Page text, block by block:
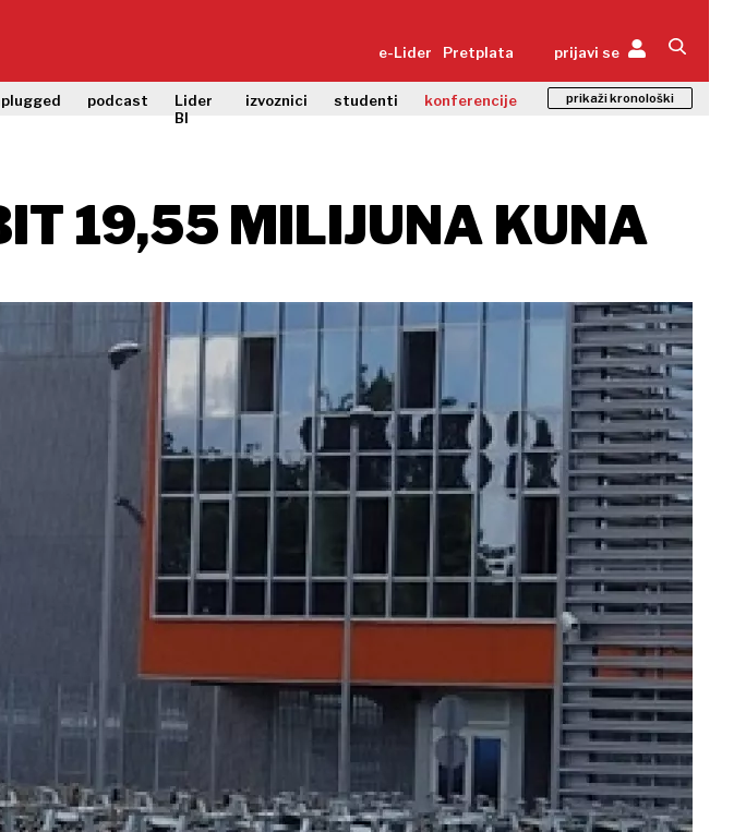
e-Lider Pretplata prijavi se
podcast
Lider
BI
izvoznici studenti konferencije prikaži kronološki
19,55 MILIJUNA KUNA